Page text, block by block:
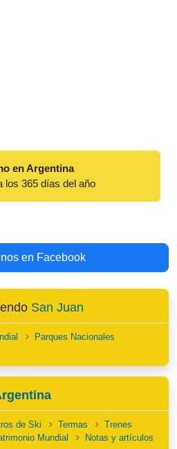
en Argentina
los 365 días del año
en Facebook
San Juan
Parques Nacionales
de Ski Termas
Trenes
Mundial Notas y artículos